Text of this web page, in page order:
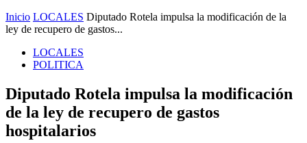
Inicio LOCALES Diputado Rotela impulsa la modificación de la
ley de recupero de gastos...
LOCALES
POLITICA
Diputado Rotela impulsa la modificación
de la ley de recupero de gastos
hospitalarios